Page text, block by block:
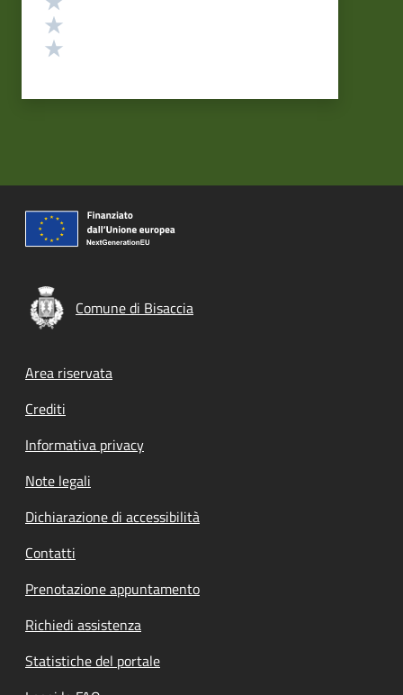
Comune di Bisaccia
Footer menu
Area riservata
Crediti
Informativa privacy
Note legali
Dichiarazione di accessibilità
Contatti
Prenotazione appuntamento
Richiedi assistenza
Statistiche del portale